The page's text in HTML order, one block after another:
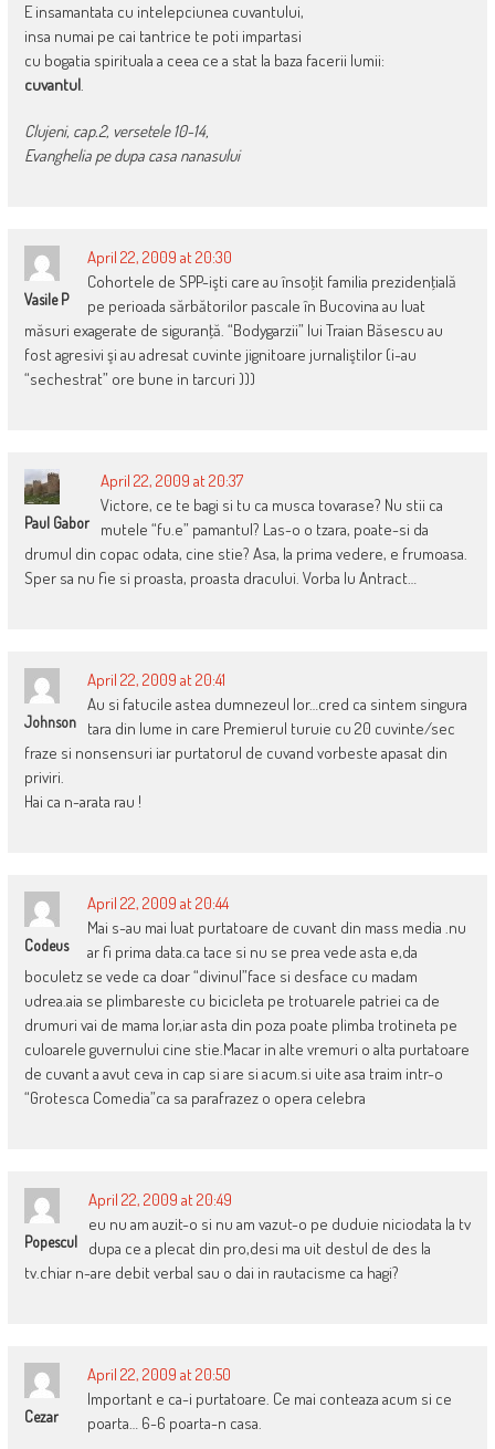
E insamantata cu intelepciunea cuvantului,
insa numai pe cai tantrice te poti impartasi
cu bogatia spirituala a ceea ce a stat la baza facerii lumii:
cuvantul.
Clujeni, cap.2, versetele 10-14,
Evanghelia pe dupa casa nanasului
Vasile P
April 22, 2009 at 20:30
Cohortele de SPP-işti care au însoţit familia prezidenţială
pe perioada sărbătorilor pascale în Bucovina au luat
măsuri exagerate de siguranţă. “Bodygarzii” lui Traian Băsescu au
fost agresivi şi au adresat cuvinte jignitoare jurnaliştilor (i-au
“sechestrat” ore bune in tarcuri )))
Paul Gabor
April 22, 2009 at 20:37
Victore, ce te bagi si tu ca musca tovarase? Nu stii ca
mutele “fu.e” pamantul? Las-o o tzara, poate-si da
drumul din copac odata, cine stie? Asa, la prima vedere, e frumoasa.
Sper sa nu fie si proasta, proasta dracului. Vorba lu Antract…
Johnson
April 22, 2009 at 20:41
Au si fatucile astea dumnezeul lor…cred ca sintem singura
tara din lume in care Premierul turuie cu 20 cuvinte/sec
fraze si nonsensuri iar purtatorul de cuvand vorbeste apasat din
priviri.
Hai ca n-arata rau !
Codeus
April 22, 2009 at 20:44
Mai s-au mai luat purtatoare de cuvant din mass media .nu
ar fi prima data.ca tace si nu se prea vede asta e,da
boculetz se vede ca doar “divinul”face si desface cu madam
udrea.aia se plimbareste cu bicicleta pe trotuarele patriei ca de
drumuri vai de mama lor,iar asta din poza poate plimba trotineta pe
culoarele guvernului cine stie.Macar in alte vremuri o alta purtatoare
de cuvant a avut ceva in cap si are si acum.si uite asa traim intr-o
“Grotesca Comedia”ca sa parafrazez o opera celebra
Popescul
April 22, 2009 at 20:49
eu nu am auzit-o si nu am vazut-o pe duduie niciodata la tv
dupa ce a plecat din pro,desi ma uit destul de des la
tv.chiar n-are debit verbal sau o dai in rautacisme ca hagi?
Cezar
April 22, 2009 at 20:50
Important e ca-i purtatoare. Ce mai conteaza acum si ce
poarta… 6-6 poarta-n casa.